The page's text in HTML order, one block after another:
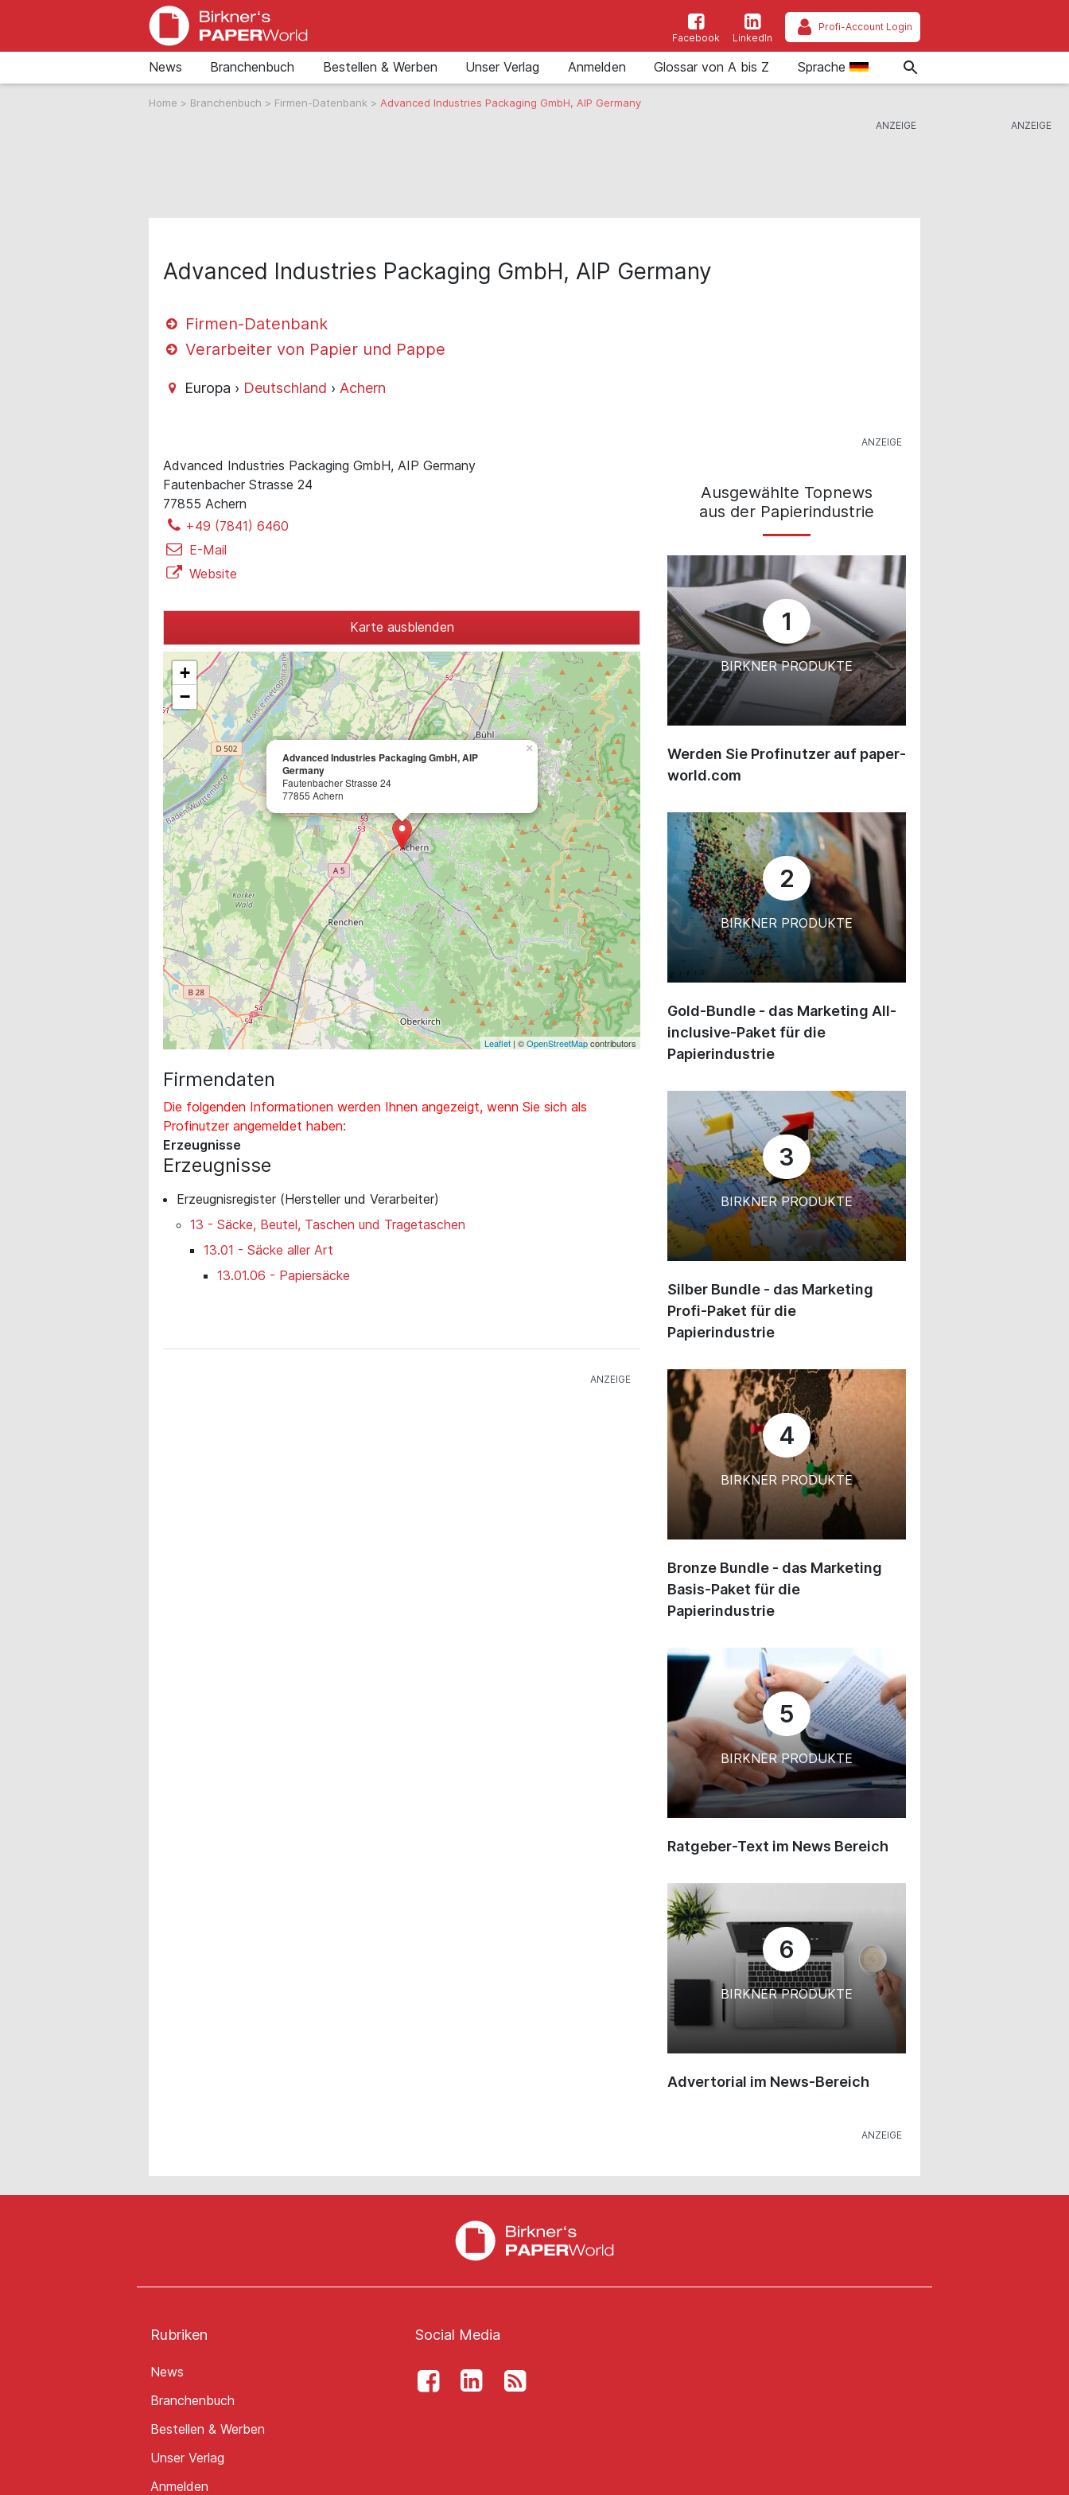
Facebook LinkedIn
Profi-Account Login
News Branchenbuch Bestellen & Werben Unser Verlag Anmelden Glossar von A bis Z Sprache
Home > Branchenbuch > Firmen-Datenbank > Advanced Industries Packaging GmbH, AIP Germany
Advanced Industries Packaging GmbH, AIP Germany
Firmen-Datenbank
Verarbeiter von Papier und Pappe
Europa › Deutschland › Achern
Advanced Industries Packaging GmbH, AIP Germany
Fautenbacher Strasse 24
77855 Achern
+49 (7841) 6460
E-Mail
Website
Karte ausblenden
Advanced Industries Packaging GmbH, AIP
Germany
Fautenbacher Strasse 24
77855 Achern
×
+
−
Leaflet | ©OpenStreetMapcontributors
Firmendaten
Die folgenden Informationen werden Ihnen angezeigt, wenn Sie sich als
Profinutzer angemeldet haben:
Erzeugnisse
Erzeugnisse
Erzeugnisregister (Hersteller und Verarbeiter)
13 - Säcke, Beutel, Taschen und Tragetaschen
13.01 - Säcke aller Art
13.01.06 - Papiersäcke
Ausgewählte Topnews
aus der Papierindustrie
1
BIRKNER PRODUKTE
Werden Sie Profinutzer auf paper-
world.com
2
BIRKNER PRODUKTE
Gold-Bundle - das Marketing All-
inclusive-Paket für die
Papierindustrie
3
BIRKNER PRODUKTE
Silber Bundle - das Marketing
Profi-Paket für die
Papierindustrie
4
BIRKNER PRODUKTE
Bronze Bundle - das Marketing
Basis-Paket für die
Papierindustrie
5
BIRKNER PRODUKTE
Ratgeber-Text im News Bereich
6
BIRKNER PRODUKTE
Advertorial im News-Bereich
Rubriken
News
Branchenbuch
Bestellen & Werben
Unser Verlag
Anmelden
Social Media